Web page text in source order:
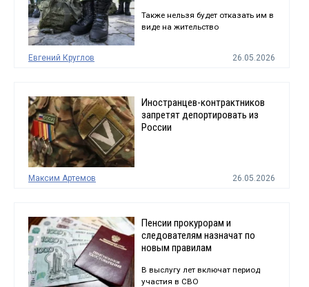
Также нельзя будет отказать им в
виде на жительство
Евгений Круглов 26.05.2026
Иностранцев-контрактников
запретят депортировать из
России
Максим Артемов 26.05.2026
Пенсии прокурорам и
следователям назначат по
новым правилам
В выслугу лет включат период
участия в СВО